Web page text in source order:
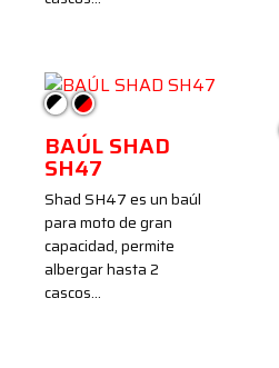
Negro/Blanco
Negro/Rojo
BAÚL SHAD
SH47
Shad SH47 es un baúl
para moto de gran
capacidad, permite
albergar hasta 2
cascos…